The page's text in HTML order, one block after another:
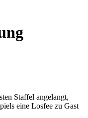
Staffel angelangt,
eine Losfee zu Gast